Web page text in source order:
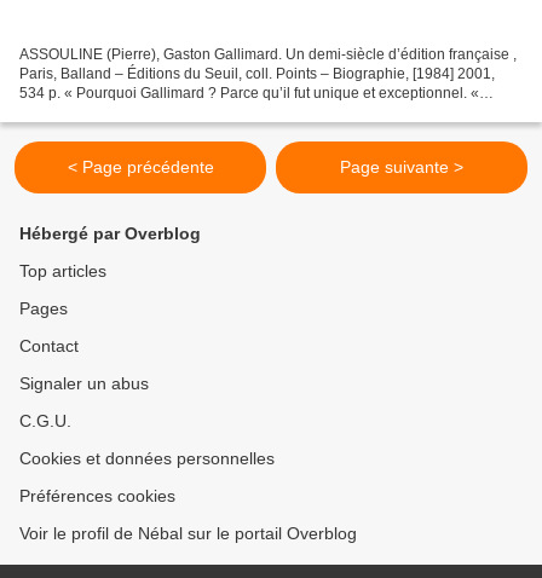
ASSOULINE (Pierre), Gaston Gallimard. Un demi-siècle d’édition française ,
Paris, Balland – Éditions du Seuil, coll. Points – Biographie, [1984] 2001,
534 p. « Pourquoi Gallimard ? Parce qu’il fut unique et exceptionnel. «
< Page précédente Page suivante >
Hébergé par Overblog
Top articles
Pages
Contact
Signaler un abus
C.G.U.
Cookies et données personnelles
Préférences cookies
Voir le profil de Nébal sur le portail Overblog